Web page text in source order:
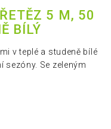
5 M, 50
BÍLÝ
v teplé a studeně bílé
sezóny. Se zeleným